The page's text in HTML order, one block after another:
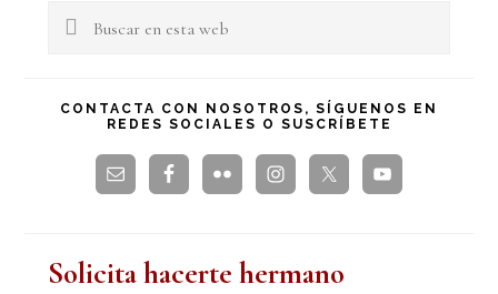
lateral
Buscar
esta
CONTACTA CON NOSOTROS, SÍGUENOS EN
REDES SOCIALES O SUSCRÍBETE
Solicita hacerte hermano